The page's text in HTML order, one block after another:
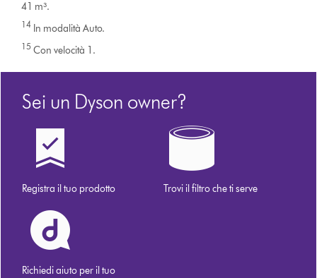
41 m³.
14 In modalità Auto.
15 Con velocità 1.
Sei un Dyson owner?
Registra il tuo prodotto Trovi il filtro che ti serve
Richiedi aiuto per il tuo